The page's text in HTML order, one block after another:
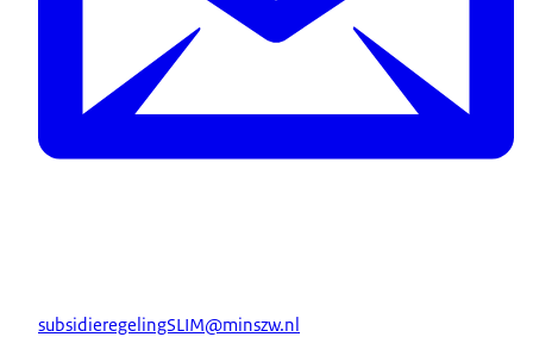
subsidieregelingSLIM@minszw.nl